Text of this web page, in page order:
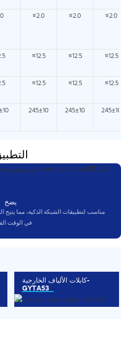
≤2.0 ≤2.0 ≤2.0
≤12.5 ≤12.5 ≤12.5
≤12.5 ≤12.5 ≤12.5
245±10 245±10
يضخ
مناسب لتطبيقات الشبكة الذكية، مما يتيح
في الوقت
كابلات الألياف الخارجية-
GYTA53